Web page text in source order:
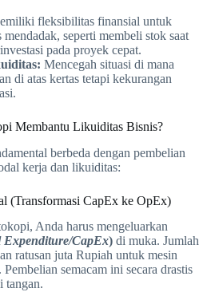
fleksibilitas finansial untuk
seperti membeli stok saat
pada proyek cepat.
Mencegah situasi di mana
di atas kertas tetapi kekurangan
Membantu Likuiditas Bisnis?
berbeda dengan pembelian
kerja dan likuiditas:
(Transformasi CapEx ke OpEx)
Anda harus mengeluarkan
Expenditure/CapEx) di muka. Jumlah
ratusan juta Rupiah untuk mesin
semacam ini secara drastis
tangan.